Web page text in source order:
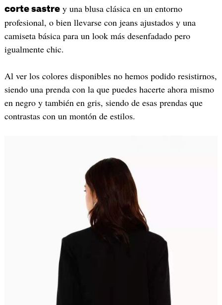
corte sastrey una blusa clásica en un entorno
profesional, o bien llevarse con jeans ajustados y una
camiseta básica para un look más desenfadado pero
igualmente chic.
Al ver los colores disponibles no hemos podido resistirnos,
siendo una prenda con la que puedes hacerte ahora mismo
en negro y también en gris, siendo de esas prendas que
contrastas con un montón de estilos.